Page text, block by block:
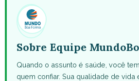
Sobre Equipe
Quando o assunto é saúde, você
quem confiar. Sua qualidade de